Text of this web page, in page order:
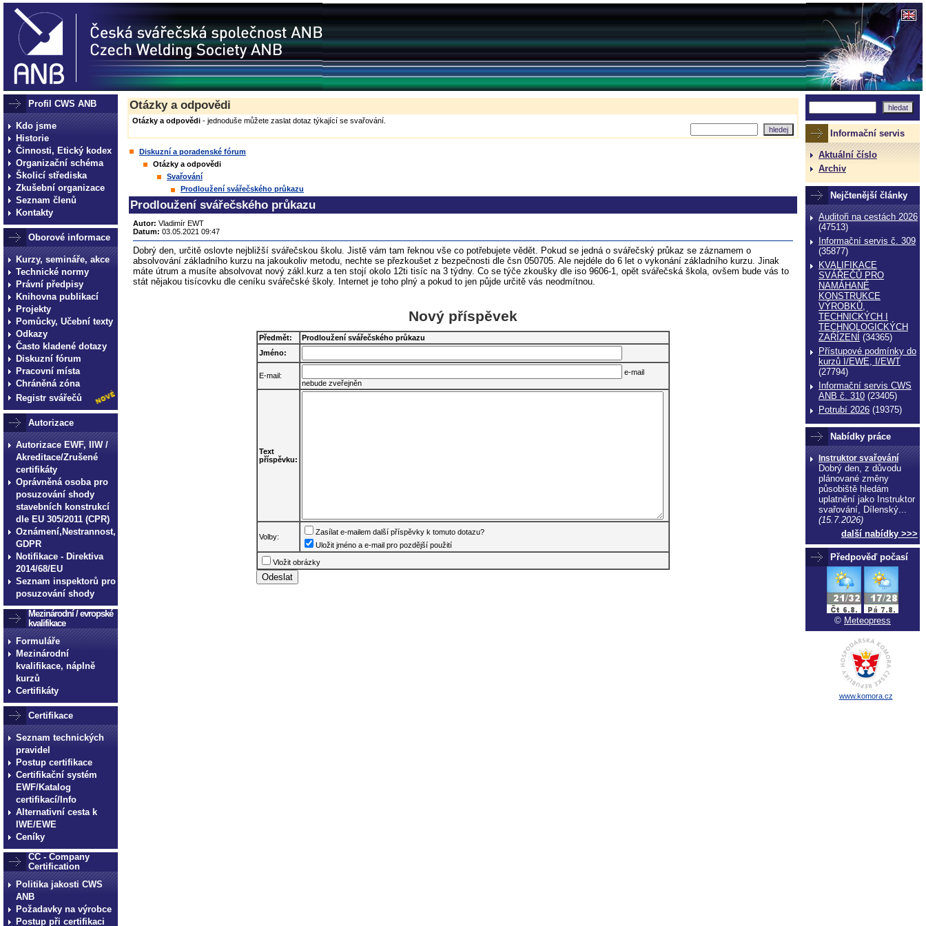
Profil CWS ANB
Kdo jsme
Historie
Činnosti, Etický kodex
Organizační schéma
Školicí střediska
Zkušební organizace
Seznam členů
Kontakty
Oborové informace
Kurzy, semináře, akce
Technické normy
Právní předpisy
Knihovna publikací
Projekty
Pomůcky, Učební texty
Odkazy
Často kladené dotazy
Diskuzní fórum
Pracovní místa
Chráněná zóna
Registr svářečů
Autorizace
Autorizace EWF, IIW /
Akreditace/Zrušené
certifikáty
Oprávněná osoba pro
posuzování shody
stavebních konstrukcí
dle EU 305/2011 (CPR)
Oznámení,Nestrannost,
GDPR
Notifikace - Direktiva
2014/68/EU
Seznam inspektorů pro
posuzování shody
Mezinárodní / evropské
kvalifikace
Formuláře
Mezinárodní
kvalifikace, náplně
kurzů
Certifikáty
Certifikace
Seznam technických
pravidel
Postup certifikace
Certifikační systém
EWF/Katalog
certifikací/Info
Alternativní cesta k
IWE/EWE
Ceníky
CC - Company
Certification
Politika jakosti CWS
ANB
Požadavky na výrobce
Postup při certifikaci
Otázky a odpovědi
Otázky a odpovědi - jednoduše můžete zaslat dotaz týkající se svařování.
Diskuzní a poradenské fórum
Otázky a odpovědi
Svařování
Prodloužení svářečského průkazu
Prodloužení svářečského průkazu
Autor: Vladimír EWT
Datum: 03.05.2021 09:47
Dobrý den, určitě oslovte nejbližší svářečskou školu. Jistě vám tam řeknou vše co potřebujete vědět. Pokud se jedná o svářečský průkaz se záznamem o
absolvování základního kurzu na jakoukoliv metodu, nechte se přezkoušet z bezpečnosti dle čsn 050705. Ale nejdéle do 6 let o vykonání základního kurzu. Jinak
máte útrum a musíte absolvovat nový zákl.kurz a ten stojí okolo 12ti tisíc na 3 týdny. Co se týče zkoušky dle iso 9606-1, opět svářečská škola, ovšem bude vás to
stát nějakou tisícovku dle ceníku svářečské školy. Internet je toho plný a pokud to jen půjde určitě vás neodmítnou.
Nový příspěvek
Předmět:
Prodloužení svářečského průkazu
Jméno:
E-mail:
e-mail
nebude zveřejněn
Text
příspěvku:
Volby:
Zasílat e-mailem další příspěvky k tomuto dotazu?
Uložit jméno a e-mail pro pozdější použití
Vložit obrázky
Informační servis
Aktuální číslo
Archiv
Nejčtenější články
Auditoři na cestách 2026
(47513)
Informační servis č. 309
(35877)
KVALIFIKACE
SVÁŘEČŮ PRO
NAMÁHANÉ
KONSTRUKCE
VÝROBKŮ,
TECHNICKÝCH I
TECHNOLOGICKÝCH
ZAŔÍZENÍ (34365)
Přístupové podmínky do
kurzů I/EWE, I/EWT
(27794)
Informační servis CWS
ANB č. 310 (23405)
Potrubí 2026 (19375)
Nabídky práce
Instruktor svařování
Dobrý den, z důvodu
plánované změny
působiště hledám
uplatnění jako Instruktor
svařování, Dílenský...
(15.7.2026)
další nabídky >>>
Předpověď počasí
© Meteopress
www.komora.cz